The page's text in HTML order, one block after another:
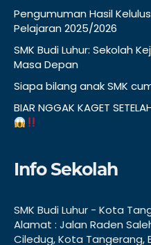
Pengumuman Hasil
Pelajaran 2025/2026
SMK Budi Luhur: Sekolah
Masa Depan
Siapa bilang anak SMK
BIAR NGGAK KAGET
Info Sekolah
SMK Budi Luhur - Kota
Alamat : Jalan Raden
Ciledug, Kota Tangerang,